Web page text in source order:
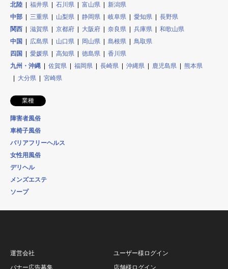
北陸
福井県 石川県 富山県
新潟県
中部
三重県 山梨県 静岡県 岐阜県 愛知県
長野県
関西
滋賀県 京都府 大阪府 奈良県 兵庫県
和歌山県
中国
広島県 山口県 岡山県 島根県
鳥取県
四国
愛媛県 高知県 徳島県
香川県
九州・沖縄
佐賀県 福岡県 長崎県 沖縄県 鹿児島県
熊本県
大分県
宮崎県
業種
障害者風俗
車椅子風俗
バリアフリーヘルス
女性用風俗
デリヘル
メンズエステ
ソープ
運営会社
バナー広告募集
ユーザー様ログイン
店舗様ログイン